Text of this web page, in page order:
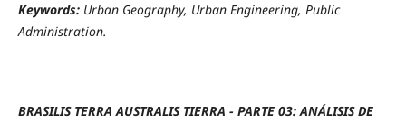
Keywords: Urban Geography, Urban Engineering, Public
Administration.
BRASILIS TERRA AUSTRALIS TIERRA - PARTE 03: ANÁLISIS DE